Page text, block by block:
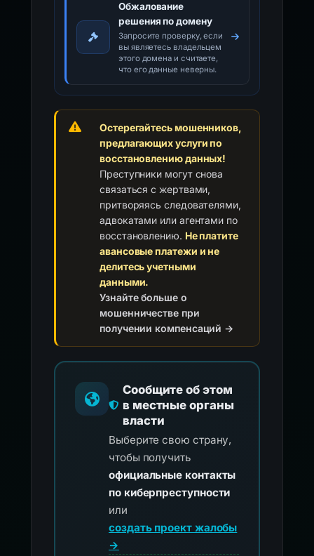
Обжалование
решения по домену
Запросите проверку, если
вы являетесь владельцем
этого домена и считаете,
что его данные неверны.
Остерегайтесь мошенников,
предлагающих услуги по
восстановлению данных!
Преступники могут снова
связаться с жертвами,
притворяясь следователями,
адвокатами или агентами по
восстановлению. Не платите
авансовые платежи и не
делитесь учетными
данными.
Узнайте больше о
мошенничестве при
получении компенсаций →
Сообщите об этом
в местные органы
власти
Выберите свою страну,
чтобы получить
официальные контакты
по киберпреступности
или
создать проект жалобы
→